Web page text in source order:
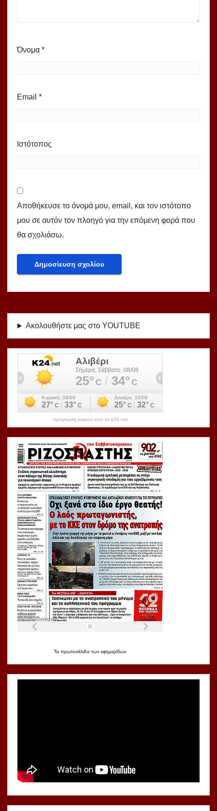
Όνομα *
Email *
Ιστότοπος
Αποθήκευσε το όνομά μου, email, και τον ιστότοπο
μου σε αυτόν τον πλοηγό για την επόμενη φορά που
θα σχολιάσω.
Ακολουθήστε μας στο YOUTUBE
πρόγνωση καιρού από το k24.net
Τα πρωτοσέλιδα των εφημερίδων